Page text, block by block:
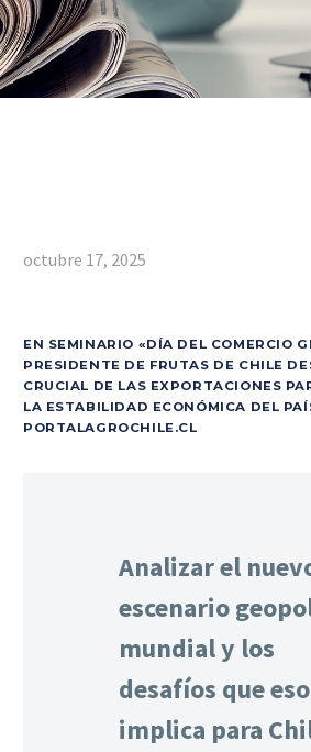
octubre 17, 2025
EN SEMINARIO «DÍA DEL COMERCIO
PRESIDENTE DE FRUTAS DE CHILE
CRUCIAL DE LAS EXPORTACIONES
LA ESTABILIDAD ECONÓMICA DEL
PORTALAGROCHILE.CL
Analizar el
escenario
mundial y los
desafíos que eso
implica para